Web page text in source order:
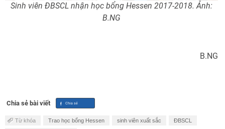
Sinh viên ĐBSCL nhận học bổng Hessen 2017-2018. Ảnh:
B.NG
B.NG
Chia sẻ bài viết
Từ khóa Trao học bổng Hessen sinh viên xuất sắc ĐBSCL